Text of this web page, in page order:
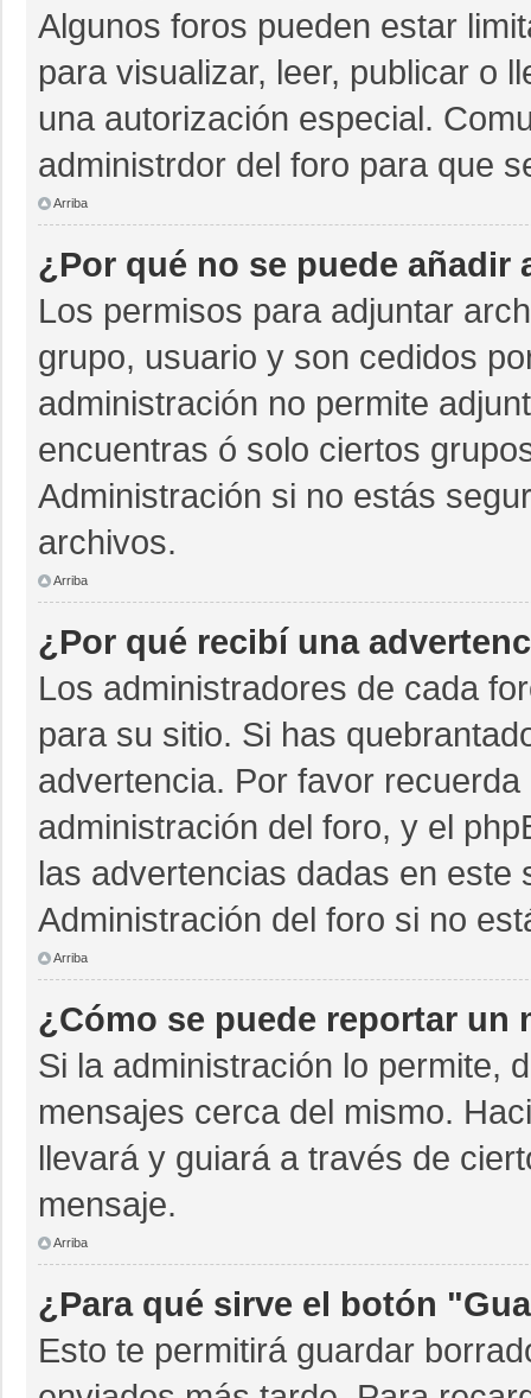
Algunos foros pueden estar
para visualizar, leer, publicar o
una autorización especial.
administrdor del foro para que
Arriba
¿Por qué no se puede
Los permisos para adjuntar
grupo, usuario y son cedidos
administración no permite
encuentras ó solo ciertos
Administración si no estás
archivos.
Arriba
¿Por qué recibí una
Los administradores de cada
para su sitio. Si has
advertencia. Por favor
administración del foro, y el
las advertencias dadas en este
Administración del foro si no
Arriba
¿Cómo se puede reportar un
Si la administración lo permite,
mensajes cerca del mismo.
llevará y guiará a través de
mensaje.
Arriba
¿Para qué sirve el botón
Esto te permitirá guardar